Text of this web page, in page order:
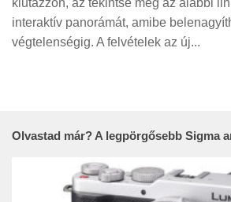
Érdekességek
kiutazzon, az tekintse meg az alábbi
interaktív panorámát, amibe
végtelenségig. A felvételek az új...
Olvastad már? A legpörgősebb Sigma